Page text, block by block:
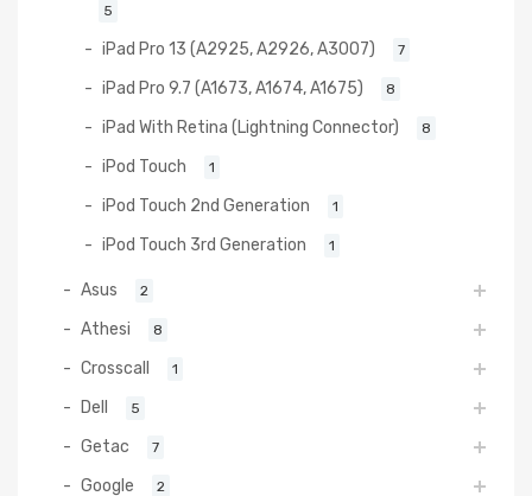
5
iPad Pro 13 (A2925, A2926, A3007) 7
iPad Pro 9.7 (A1673, A1674, A1675) 8
iPad With Retina (Lightning Connector) 8
iPod Touch 1
iPod Touch 2nd Generation 1
iPod Touch 3rd Generation 1
Asus 2
Athesi 8
Crosscall 1
Dell 5
Getac 7
Google 2